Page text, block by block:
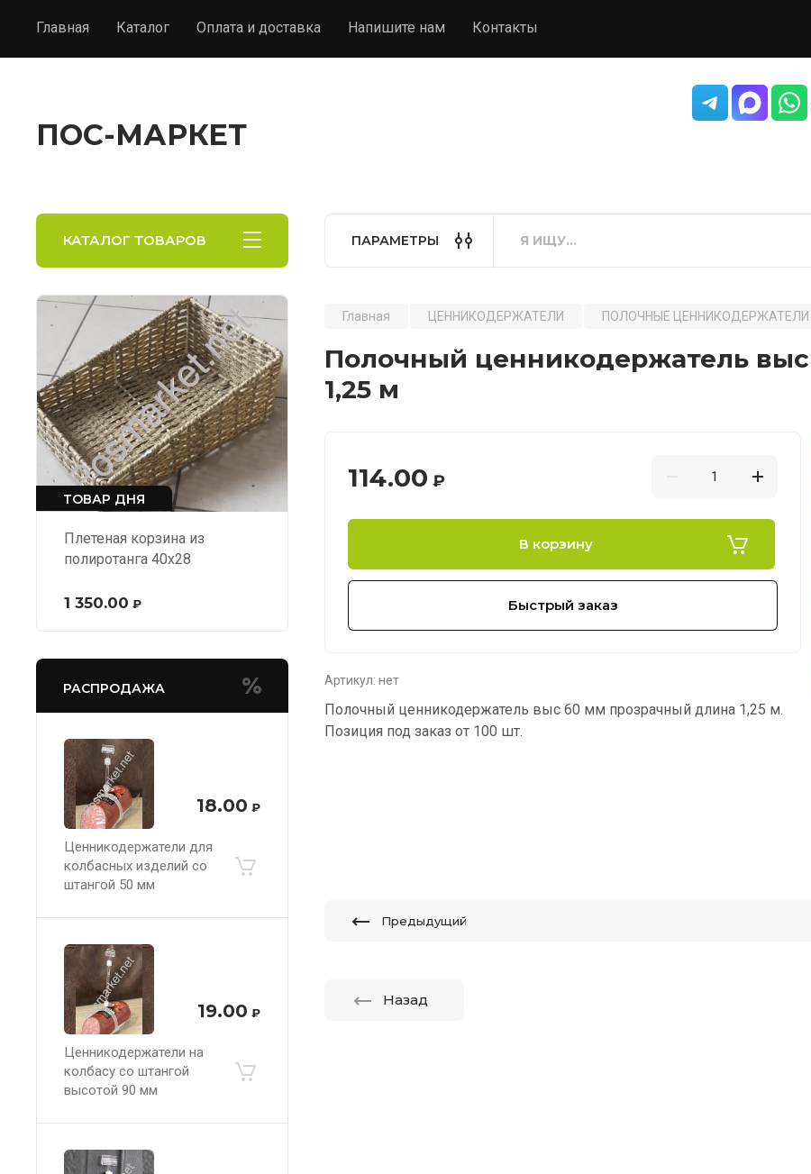
Главная Каталог Оплата и доставка Напишите нам Контакты
ПОС-МАРКЕТ
КАТАЛОГ ТОВАРОВ ПАРАМЕТРЫ
ТОВАР ДНЯ
Плетеная корзина из
полиротанга 40х28
1 350.00 ₽
РАСПРОДАЖА
18.00 ₽
Ценникодержатели для
колбасных изделий со
штангой 50 мм
19.00 ₽
Ценникодержатели на
колбасу со штангой
высотой 90 мм
Главная ЦЕННИКОДЕРЖАТЕЛИ ПОЛОЧНЫЕ ЦЕННИКОДЕРЖАТЕЛИ
Полочный ценникодержатель
1,25 м
114.00 ₽
В корзину
Быстрый заказ
Артикул: нет
Полочный ценникодержатель выс 60 мм прозрачный длина 1,25 м.
Позиция под заказ от 100 шт.
Предыдущий
Назад